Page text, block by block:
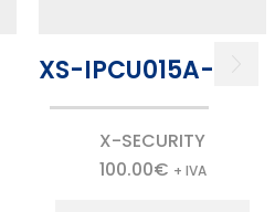
XS-IPCU015A-1W
X-SECURITY
100.00€ + IVA